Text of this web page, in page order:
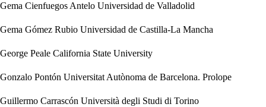
Gema Cienfuegos Antelo Universidad de Valladolid
Gema Gómez Rubio Universidad de Castilla-La Mancha
George Peale California State University
Gonzalo Pontón Universitat Autònoma de Barcelona. Prolope
Guillermo Carrascón Università degli Studi di Torino